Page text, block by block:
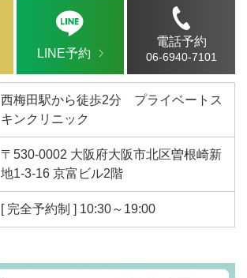
LINE予約
電話予約
06-6940-7101
西梅田駅から徒歩2分 プライベートス
キンクリニック
〒530-0002 大阪府大阪市北区曽根崎新
地1-3-16 京富ビル2階
[ 完全予約制 ] 10:30～19:00